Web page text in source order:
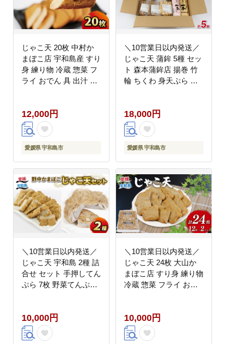
じゃこ天 20枚 中村か
まぼこ店 宇和島産 すり
身 練り物 冷蔵 惣菜 フ
ライ おでん 具 出汁 だ
ぼこ 蒲鉾 カマボコ グ
ルメ 贈り物 練り物 練
物 郷土料理 酒 おつま
み 加工品 特産品 愛媛
12,000円
愛媛県 宇和島市
＼10営業日以内発送／
じゃこ天 蒲鉾 5種 セッ
ト 森本蒲鉾店 揚巻 竹
輪 ちくわ 身天ぷら す
かまぼこ 冷蔵 惣菜 お
弁当 フライ おでん 具
出汁 だし 小分け 郷土
料理 酒 おつまみ 肴 魚
愛媛 宇和島産 C018-
046003
18,000円
愛媛県 宇和島市
＼10営業日以内発送／
じゃこ天 宇和島 2種 詰
合せ セット 手押してん
ぷら 7枚 野菜てんぷら
土産 ごちそう すり身
練り物 ねりもの 惣菜
おでん 具 出汁 だし 小
10,000円
＼10営業日以内発送／
じゃこ天 24枚 大山か
まぼこ店 すり身 練り物
冷蔵 惣菜 フライ おで
加工品 特産品 愛媛 宇
和島 C010-007002
10,000円